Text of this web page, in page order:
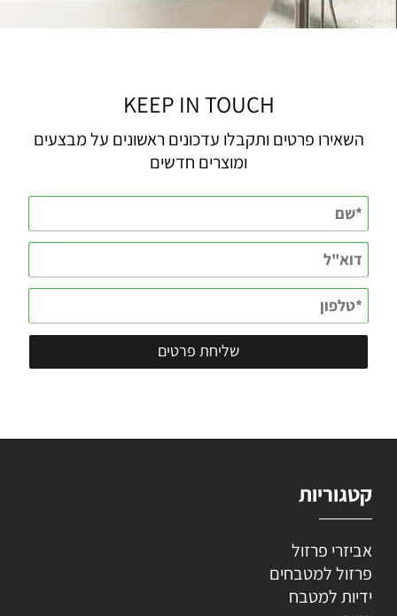
KEEP IN TOUCH
השאירו פרטים ותקבלו עדכונים ראשונים על מבצעים
ומוצרים חדשים
קטגוריות
אביזרי פרזול
פרזול למטבחים
ידיות למטבח